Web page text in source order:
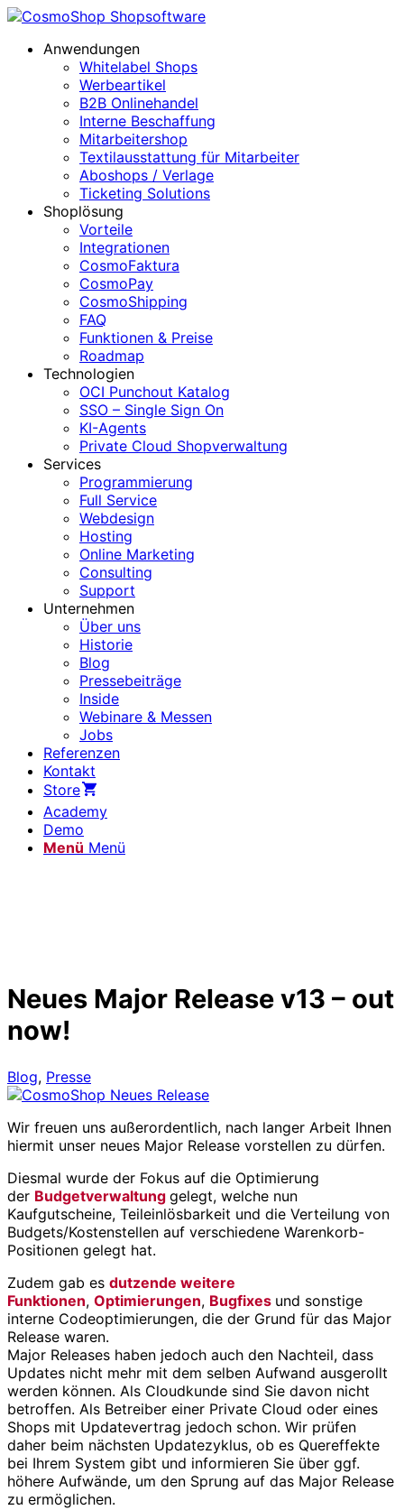
Anwendungen
Whitelabel Shops
Werbeartikel
B2B Onlinehandel
Interne Beschaffung
Mitarbeitershop
Textilausstattung für Mitarbeiter
Aboshops / Verlage
Ticketing Solutions
Shoplösung
Vorteile
Integrationen
CosmoFaktura
CosmoPay
CosmoShipping
FAQ
Funktionen & Preise
Roadmap
Technologien
OCI Punchout Katalog
SSO – Single Sign On
KI-Agents
Private Cloud Shopverwaltung
Services
Programmierung
Full Service
Webdesign
Hosting
Online Marketing
Consulting
Support
Unternehmen
Über uns
Historie
Blog
Pressebeiträge
Inside
Webinare & Messen
Jobs
Referenzen
Kontakt
Store
Academy
Demo
Menü Menü
Neues Major Release v13 – out
now!
Blog, Presse
Wir freuen uns außerordentlich, nach langer Arbeit Ihnen
hiermit unser neues Major Release vorstellen zu dürfen.
Diesmal wurde der Fokus auf die Optimierung
der Budgetverwaltung gelegt, welche nun
Kaufgutscheine, Teileinlösbarkeit und die Verteilung von
Budgets/Kostenstellen auf verschiedene Warenkorb-
Positionen gelegt hat.
Zudem gab es dutzende weitere
Funktionen, Optimierungen, Bugfixes und sonstige
interne Codeoptimierungen, die der Grund für das Major
Release waren.
Major Releases haben jedoch auch den Nachteil, dass
Updates nicht mehr mit dem selben Aufwand ausgerollt
werden können. Als Cloudkunde sind Sie davon nicht
betroffen. Als Betreiber einer Private Cloud oder eines
Shops mit Updatevertrag jedoch schon. Wir prüfen
daher beim nächsten Updatezyklus, ob es Quereffekte
bei Ihrem System gibt und informieren Sie über ggf.
höhere Aufwände, um den Sprung auf das Major Release
zu ermöglichen.